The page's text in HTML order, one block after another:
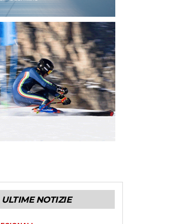
ULTIME NOTIZIE